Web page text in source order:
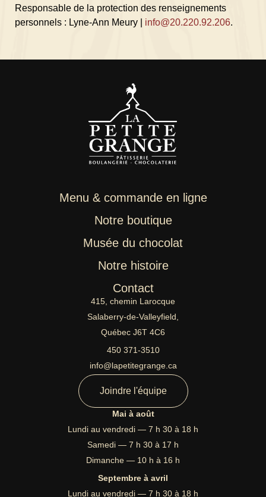
Responsable de la protection des renseignements
personnels : Lyne-Ann Meury | info@20.220.92.206.
Menu & commande en ligne
Notre boutique
Musée du chocolat
Notre histoire
Contact
415, chemin Larocque
Salaberry-de-Valleyfield,
Québec J6T 4C6
450 371-3510
info@lapetitegrange.ca
Joindre l'équipe
Mai à août
Lundi au vendredi — 7 h 30 à 18 h
Samedi — 7 h 30 à 17 h
Dimanche — 10 h à 16 h
Septembre à avril
Lundi au vendredi — 7 h 30 à 18 h